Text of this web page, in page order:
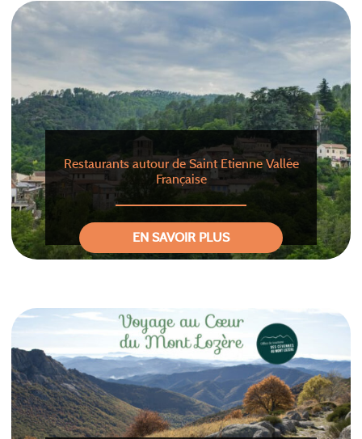
Restaurants autour de Saint Etienne Vallée
Française
EN SAVOIR PLUS